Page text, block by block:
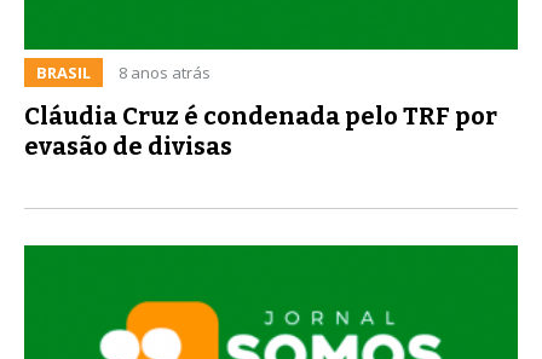
BRASIL 8 anos atrás
Cláudia Cruz é condenada pelo TRF por
evasão de divisas